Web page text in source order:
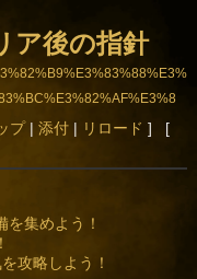
ア後の指針
プ| 添付| リロード ] [
集めよう！
攻略しよう！